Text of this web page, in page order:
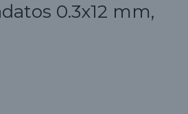
0.3x12 mm,